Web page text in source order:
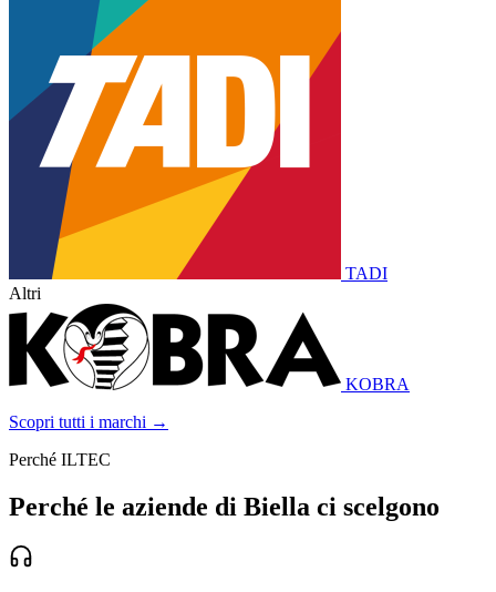
TADI
Altri
KOBRA
Scopri tutti i marchi →
Perché ILTEC
Perché le aziende di Biella ci scelgono